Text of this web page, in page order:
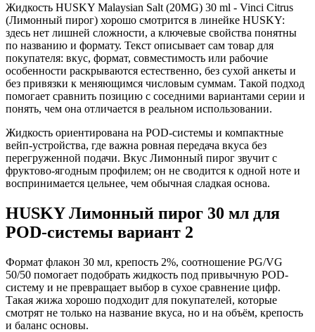
Жидкость HUSKY Malaysian Salt (20MG) 30 ml - Vinci Citrus
(Лимонный пирог) хорошо смотрится в линейке HUSKY:
здесь нет лишней сложности, а ключевые свойства понятны
по названию и формату. Текст описывает сам товар для
покупателя: вкус, формат, совместимость или рабочие
особенности раскрываются естественно, без сухой анкеты и
без привязки к меняющимся числовым суммам. Такой подход
помогает сравнить позицию с соседними вариантами серии и
понять, чем она отличается в реальном использовании.
Жидкость ориентирована на POD-системы и компактные
вейп-устройства, где важна ровная передача вкуса без
перегруженной подачи. Вкус Лимонный пирог звучит с
фруктово-ягодным профилем; он не сводится к одной ноте и
воспринимается цельнее, чем обычная сладкая основа.
HUSKY Лимонный пирог 30 мл для
POD-системы вариант 2
Формат флакон 30 мл, крепость 2%, соотношение PG/VG
50/50 помогает подобрать жидкость под привычную POD-
систему и не превращает выбор в сухое сравнение цифр.
Такая жижа хорошо подходит для покупателей, которые
смотрят не только на название вкуса, но и на объём, крепость
и баланс основы.